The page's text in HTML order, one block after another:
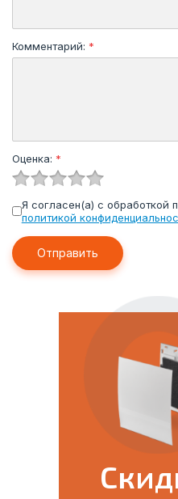
Комментарий: *
Оценка: *
Я согласен(а) с обработкой
политикой